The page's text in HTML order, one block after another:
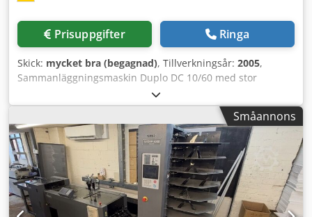
Prisuppgifter Ringa
Skick: mycket bra (begagnad), Tillverkningsår: 2005,
Sammanläggningsmaskin Duplo DC 10/60 med stor
stapelhållare. Dodpfx Ajyrh Skjgrsck
Småannons